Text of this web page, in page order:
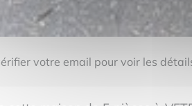
votre email pour voir les